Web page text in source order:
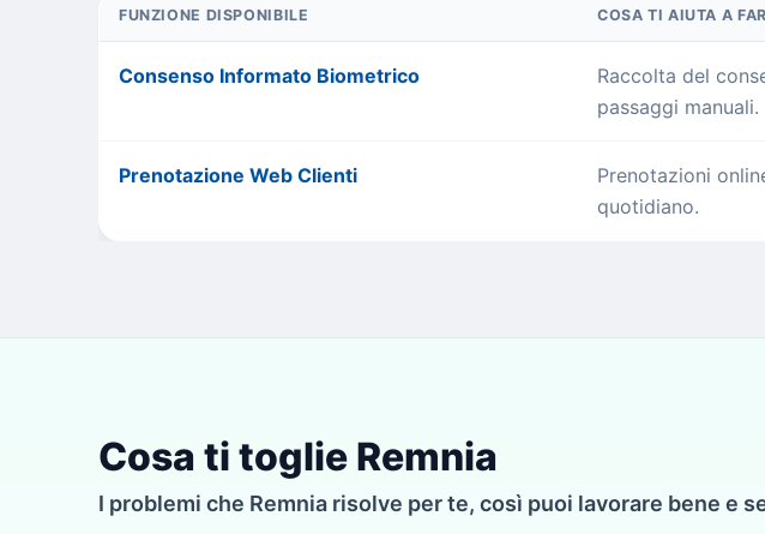
FUNZIONE DISPONIBILE COSA TI AIUTA A
Consenso Informato Biometrico
Raccolta del
passaggi manuali.
Prenotazione Web Clienti
Prenotazioni
quotidiano.
Cosa ti toglie Remnia
I problemi che Remnia risolve per te, così puoi lavorare bene e